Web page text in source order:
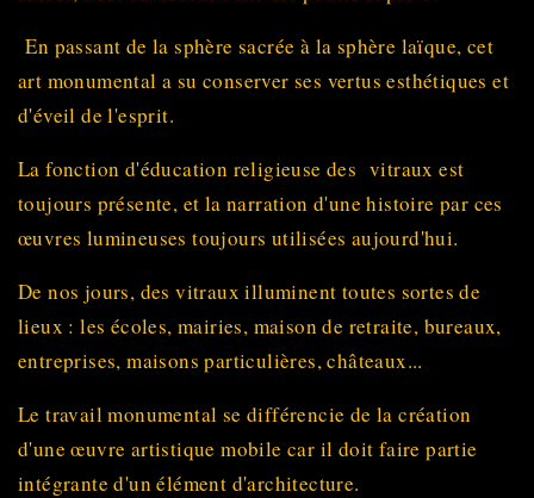
En passant de la sphère sacrée à la sphère laïque, cet
art monumental a su conserver ses vertus esthétiques et
d'éveil de l'esprit.
La fonction d'éducation religieuse des vitraux est
toujours présente, et la narration d'une histoire par ces
œuvres lumineuses toujours utilisées aujourd'hui.
De nos jours, des vitraux illuminent toutes sortes de
lieux : les écoles, mairies, maison de retraite, bureaux,
entreprises, maisons particulières, châteaux...
Le travail monumental se différencie de la création
d'une œuvre artistique mobile car il doit faire partie
intégrante d'un élément d'architecture.